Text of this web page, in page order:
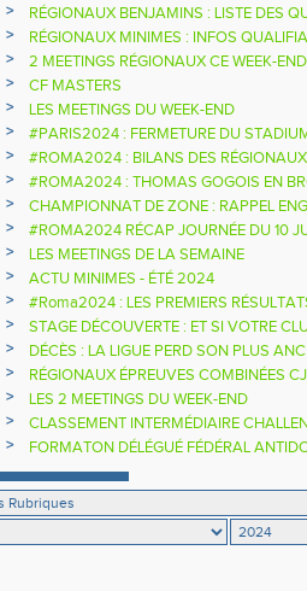
>
RÉGIONAUX BENJAMINS : LISTE DES
>
RÉGIONAUX MINIMES : INFOS
>
2 MEETINGS RÉGIONAUX CE WEEK-END
>
CF MASTERS
>
LES MEETINGS DU WEEK-END
>
#PARIS2024 : FERMETURE DU
>
#ROMA2024 : BILANS DES RÉGIONAUX
>
#ROMA2024 : THOMAS GOGOIS EN
>
CHAMPIONNAT DE ZONE : RAPPEL
>
#ROMA2024 RÉCAP JOURNÉE DU 10
>
LES MEETINGS DE LA SEMAINE
>
ACTU MINIMES - ÉTÉ 2024
>
#Roma2024 : LES PREMIERS
>
STAGE DÉCOUVERTE : ET SI VOTRE
STAGIAIRE DE SECONDE DU 17 AU 28
>
DÉCÈS : LA LIGUE PERD SON PLUS
>
RÉGIONAUX ÉPREUVES COMBINÉES
ENGAGEMENT
>
LES 2 MEETINGS DU WEEK-END
>
CLASSEMENT INTERMÉDIAIRE
> FORMATON DÉLÉGUÉ FÉDÉRAL